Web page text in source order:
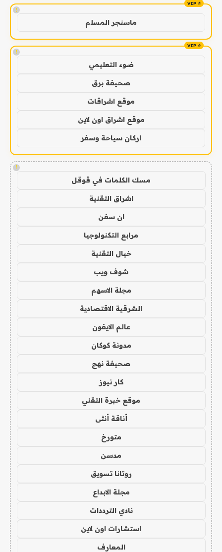
!
ماسنجر المسلم
!
ضوء التعليمي
صحيفة برق
موقع اشراقات
موقع اشراق اون لاين
اركان سياحة وسفر
!
مسك الكلمات في قوقل
اشراق التقنية
ان سفن
مرابع التكنولوجيا
خيال التقنية
شوف ويب
مجلة الاسهم
الشرقية الاقتصادية
عالم الايفون
مدونة كوكان
صحيفة نهج
كار نيوز
موقع خبرة التقني
أناقة أنثى
متورخ
مدسن
روتانا تسويق
مجلة الابداع
نادي الترددات
استشارات اون لاين
المعارف